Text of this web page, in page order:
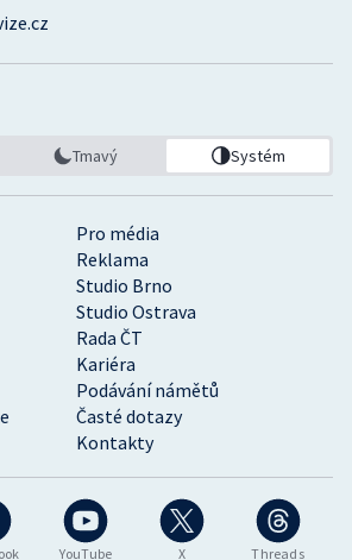
YouTube X Threads
Pro média
Reklama
Studio Brno
Studio Ostrava
Rada ČT
Kariéra
Podávání námětů
Časté dotazy
Kontakty
Tmavý Systém